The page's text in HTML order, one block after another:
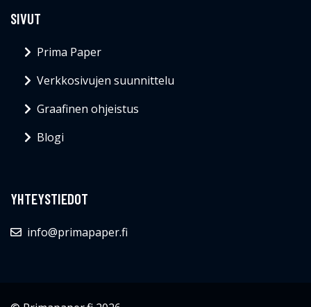
SIVUT
Prima Paper
Verkkosivujen suunnittelu
Graafinen ohjeistus
Blogi
YHTEYSTIEDOT
info@primapaper.fi